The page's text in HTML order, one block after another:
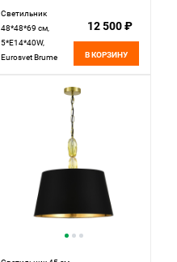
Светильник
48*48*69 см,
5*E14*40W,
Eurosvet Brume
12 500 ₽
В КОРЗИНУ